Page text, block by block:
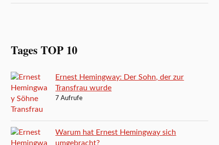
Tages TOP 10
Ernest Hemingway: Der Sohn, der zur
Transfrau wurde
7 Aufrufe
Warum hat Ernest Hemingway sich
umgebracht?